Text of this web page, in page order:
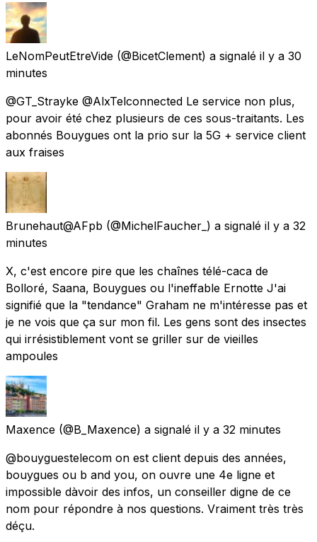
LeNomPeutEtreVide (@BicetClement) a signalé il y a 30
minutes
@GT_Strayke @AlxTelconnected Le service non plus,
pour avoir été chez plusieurs de ces sous-traitants. Les
abonnés Bouygues ont la prio sur la 5G + service client
aux fraises
Brunehaut@AFpb (@MichelFaucher_) a signalé il y a 32
minutes
X, c'est encore pire que les chaînes télé-caca de
Bolloré, Saana, Bouygues ou l'ineffable Ernotte J'ai
signifié que la "tendance" Graham ne m'intéresse pas et
je ne vois que ça sur mon fil. Les gens sont des insectes
qui irrésistiblement vont se griller sur de vieilles
ampoules
Maxence (@B_Maxence) a signalé il y a 32 minutes
@bouyguestelecom on est client depuis des années,
bouygues ou b and you, on ouvre une 4e ligne et
impossible dàvoir des infos, un conseiller digne de ce
nom pour répondre à nos questions. Vraiment très très
déçu.